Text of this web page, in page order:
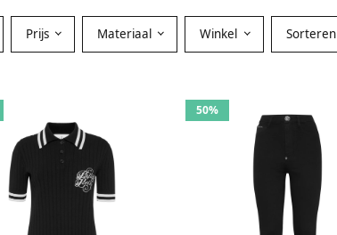
Prijs Materiaal Winkel Sorteren
50%